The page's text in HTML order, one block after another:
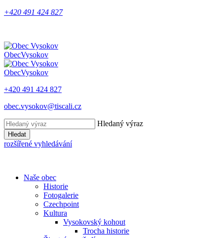
+420 491 424 827
ObecVysokov
ObecVysokov
+420 491 424 827
obec.vysokov@tiscali.cz
Hledaný výraz
Hledat
rozšířené vyhledávání
Naše obec
Historie
Fotogalerie
Czechpoint
Kultura
Vysokovský kohout
Trocha historie